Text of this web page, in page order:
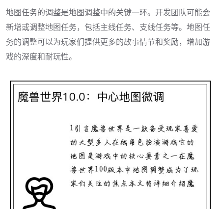
地图任务的调整是地图调整中的关键一环。开发团队可能会
新增或调整地图任务，包括主线任务、支线任务等。地图任
务的调整可以为玩家们提供更多的故事情节和奖励，增加游
戏的深度和耐玩性。